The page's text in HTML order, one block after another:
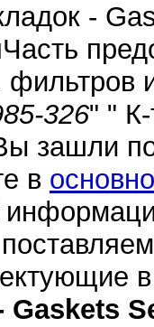
-
фильтров
326" "
зашли
в
Gaskets